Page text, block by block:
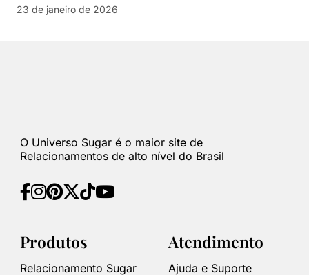
23 de janeiro de 2026
O Universo Sugar é o maior site de
Relacionamentos de alto nível do Brasil
Produtos
Relacionamento Sugar
Atendimento
Ajuda e Suporte